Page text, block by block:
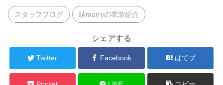
スタッフブログ 結marryの衣装紹介
シェアする
Twitter Facebook はてブ